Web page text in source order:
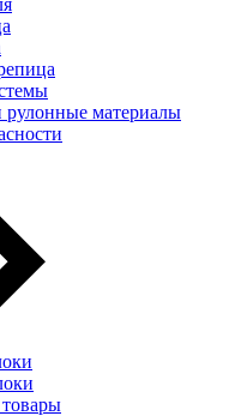
материалы